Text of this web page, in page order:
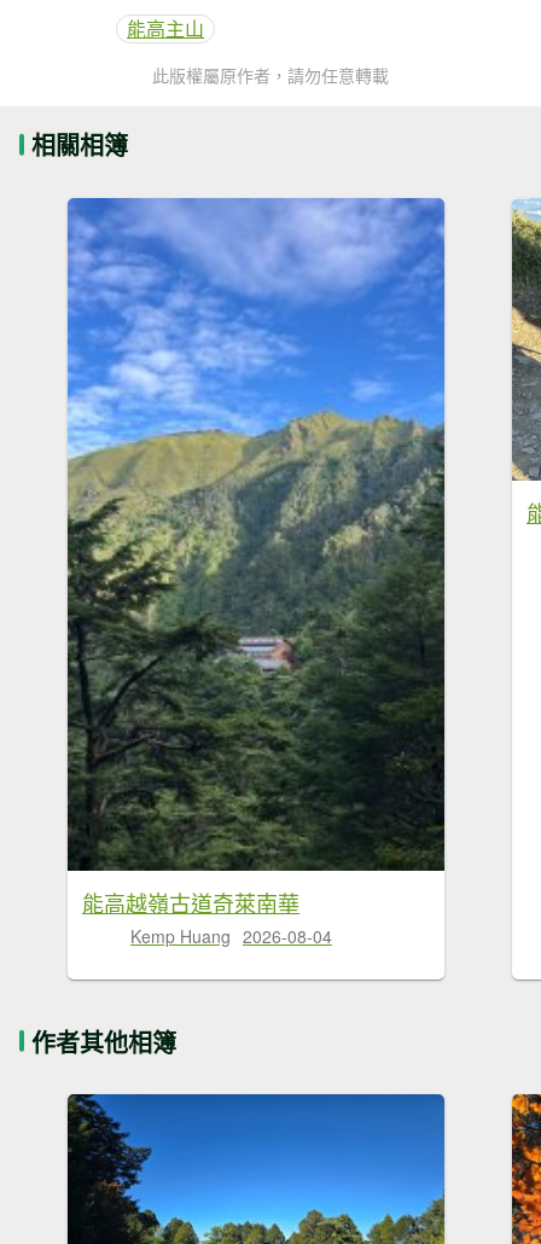
能高主山
此版權屬原作者，請勿任意轉載
相關相簿
能高越嶺古道奇萊南華
Kemp Huang 2026-08-04
作者其他相簿